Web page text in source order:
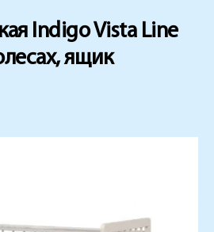
Indigo Vista Line
ящик